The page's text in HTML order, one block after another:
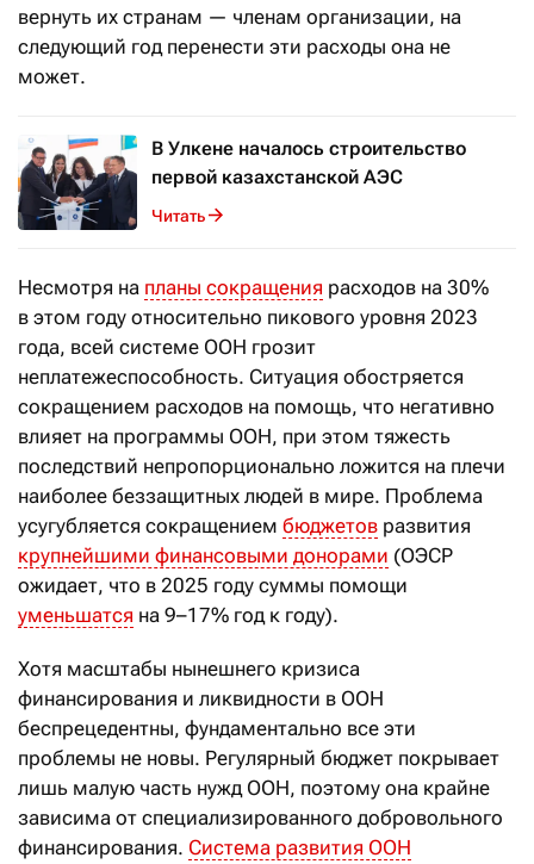
вернуть их странам — членам организации, на
следующий год перенести эти расходы она не
может.
В Улкене началось строительство
первой казахстанской АЭС
Читать
Несмотря на планы сокращения расходов на 30%
в этом году относительно пикового уровня 2023
года, всей системе ООН грозит
неплатежеспособность. Ситуация обостряется
сокращением расходов на помощь, что негативно
влияет на программы ООН, при этом тяжесть
последствий непропорционально ложится на плечи
наиболее беззащитных людей в мире. Проблема
усугубляется сокращением бюджетов развития
крупнейшими финансовыми донорами (ОЭСР
ожидает, что в 2025 году суммы помощи
уменьшатся на 9–17% год к году).
Хотя масштабы нынешнего кризиса
финансирования и ликвидности в ООН
беспрецедентны, фундаментально все эти
проблемы не новы. Регулярный бюджет покрывает
лишь малую часть нужд ООН, поэтому она крайне
зависима от специализированного добровольного
финансирования. Система развития ООН